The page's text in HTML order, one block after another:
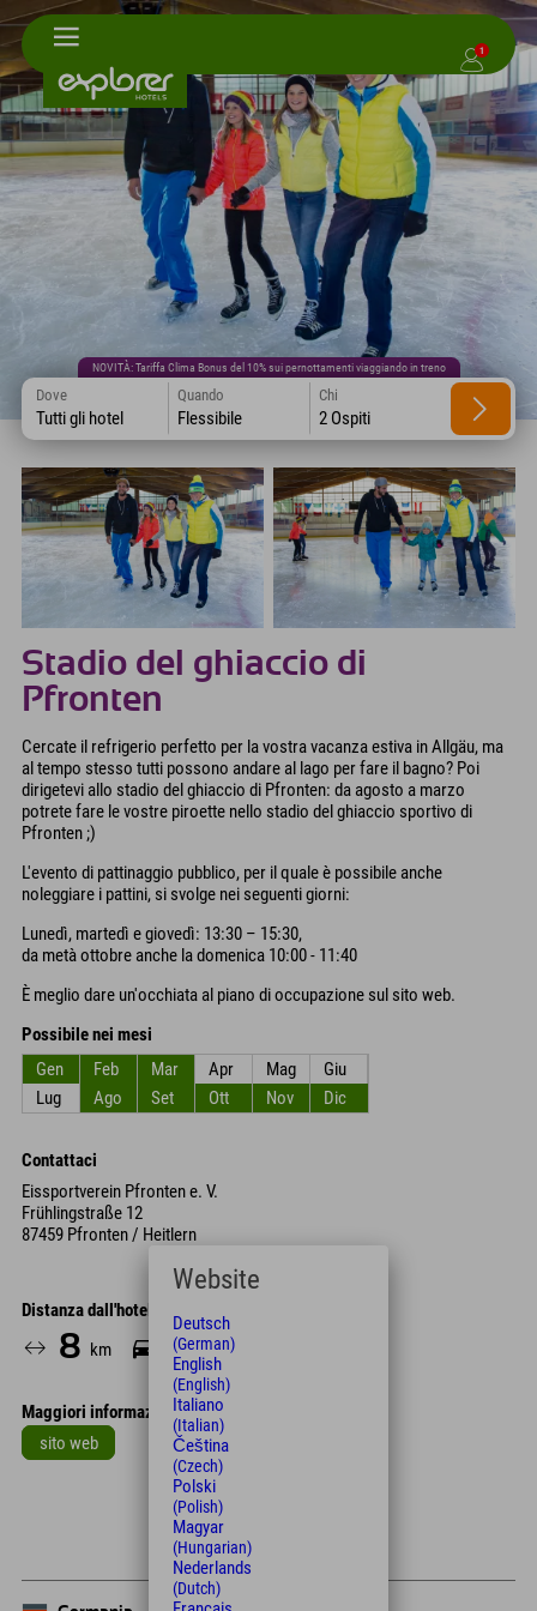
1
NOVITÀ: Tariffa Clima Bonus del 10% sui pernottamenti viaggiando in treno
Dove
Tutti gli hotel
Quando
Flessibile
Chi
2 Ospiti
Stadio del ghiaccio di
Pfronten
Cercate il refrigerio perfetto per la vostra vacanza estiva in Allgäu, ma
al tempo stesso tutti possono andare al lago per fare il bagno? Poi
dirigetevi allo stadio del ghiaccio di Pfronten: da agosto a marzo
potrete fare le vostre piroette nello stadio del ghiaccio sportivo di
Pfronten ;)
L'evento di pattinaggio pubblico, per il quale è possibile anche
noleggiare i pattini, si svolge nei seguenti giorni:
Lunedì, martedì e giovedì: 13:30 – 15:30,
da metà ottobre anche la domenica 10:00 - 11:40
È meglio dare un'occhiata al piano di occupazione sul sito web.
Possibile nei mesi
Gen
Feb Mar Apr Mag
Giu
Lug
Ago Set Ott Nov Dic
Contattaci
Eissportverein Pfronten e. V.
Frühlingstraße 12
87459 Pfronten / Heitlern
Distanza dall'hotel
8 km 14 Min.
Maggiori informazioni
sito web
Website
Deutsch
(German)
English
(English)
Italiano
(Italian)
Čeština
(Czech)
Polski
(Polish)
Magyar
(Hungarian)
Nederlands
(Dutch)